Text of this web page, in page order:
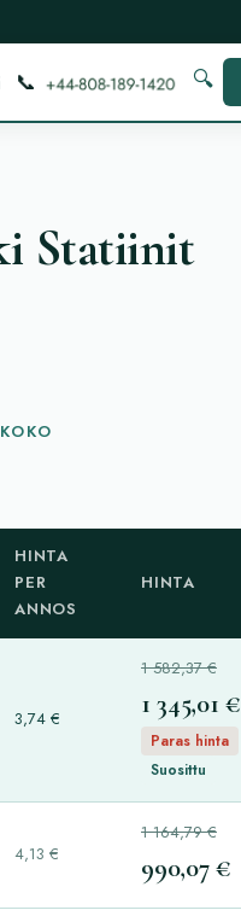
📞 🔍
Statiinit
HINTA
PER
ANNOS
HINTA
3,74 €
1 582,37 €
1 345,01 €
Paras hinta
Suosittu
4,13 €
1 164,79 €
990,07 €